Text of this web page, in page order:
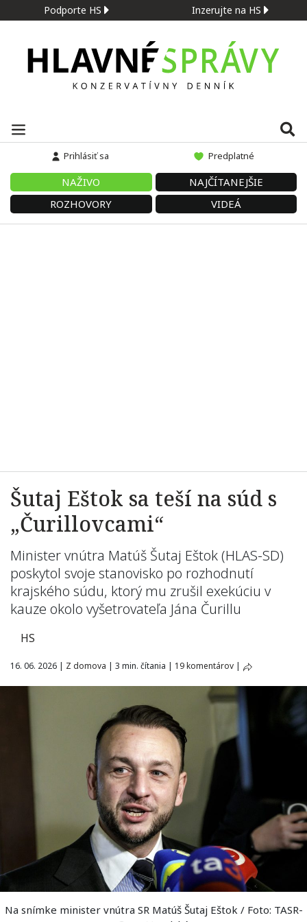
Podporte HS Inzerujte na HS
Prihlásiť sa Predplatné
NAŽIVO
NAJČÍTANEJŠIE
ROZHOVORY
VIDEÁ
Šutaj Eštok sa teší na súd s
„Čurillovcami“
Minister vnútra Matúš Šutaj Eštok (HLAS-SD)
poskytol svoje stanovisko po rozhodnutí
krajského súdu, ktorý mu zrušil exekúciu v
kauze okolo vyšetrovateľa Jána Čurillu
HS
16. 06. 2026 | Z domova | 3 min. čítania | 19 komentárov |
Na snímke minister vnútra SR Matúš Šutaj Eštok / Foto: TASR-